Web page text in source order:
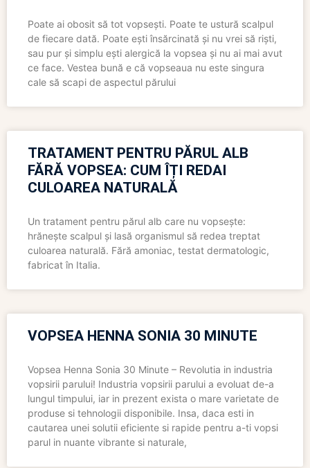
Poate ai obosit să tot vopsești. Poate te ustură scalpul
de fiecare dată. Poate ești însărcinată și nu vrei să riști,
sau pur și simplu ești alergică la vopsea și nu ai mai avut
ce face. Vestea bună e că vopseaua nu este singura
cale să scapi de aspectul părului
TRATAMENT PENTRU PĂRUL ALB
FĂRĂ VOPSEA: CUM ÎȚI REDAI
CULOAREA NATURALĂ
Un tratament pentru părul alb care nu vopsește:
hrănește scalpul și lasă organismul să redea treptat
culoarea naturală. Fără amoniac, testat dermatologic,
fabricat în Italia.
VOPSEA HENNA SONIA 30 MINUTE
Vopsea Henna Sonia 30 Minute – Revolutia in industria
vopsirii parului! Industria vopsirii parului a evoluat de-a
lungul timpului, iar in prezent exista o mare varietate de
produse si tehnologii disponibile. Insa, daca esti in
cautarea unei solutii eficiente si rapide pentru a-ti vopsi
parul in nuante vibrante si naturale,